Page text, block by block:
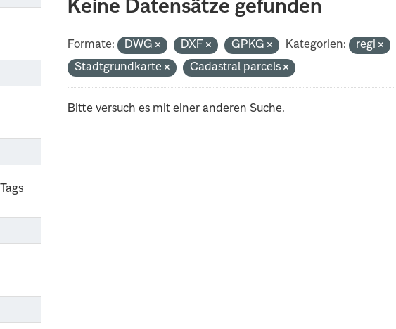
Keine Datensätze gefunden
Formate: DWG DXF GPKG Kategorien: regi
Stadtgrundkarte
Cadastral parcels
Bitte versuch es mit einer anderen Suche.